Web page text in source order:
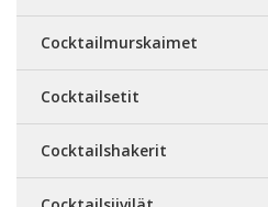
Cocktailmurskaimet
Cocktailsetit
Cocktailshakerit